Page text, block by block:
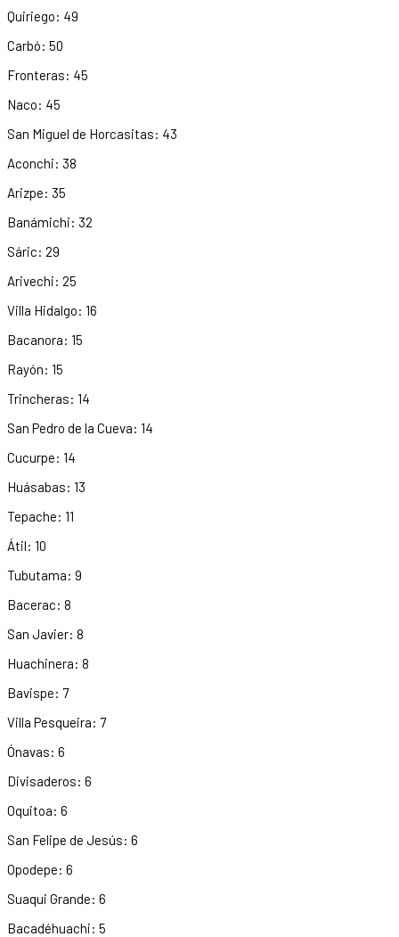
Quiriego: 49
Carbó: 50
Fronteras: 45
Naco: 45
San Miguel de Horcasitas: 43
Aconchi: 38
Arizpe: 35
Banámichi: 32
Sáric: 29
Arivechi: 25
Villa Hidalgo: 16
Bacanora: 15
Rayón: 15
Trincheras: 14
San Pedro de la Cueva: 14
Cucurpe: 14
Huásabas: 13
Tepache: 11
Átil: 10
Tubutama: 9
Bacerac: 8
San Javier: 8
Huachinera: 8
Bavispe: 7
Villa Pesqueira: 7
Ónavas: 6
Divisaderos: 6
Oquitoa: 6
San Felipe de Jesús: 6
Opodepe: 6
Suaqui Grande: 6
Bacadéhuachi: 5